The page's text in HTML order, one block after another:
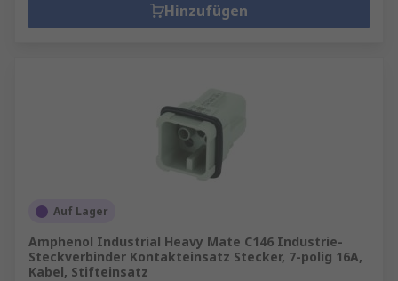
Hinzufügen
Auf Lager
Amphenol Industrial Heavy Mate C146 Industrie-
Steckverbinder Kontakteinsatz Stecker, 7-polig 16A,
Kabel, Stifteinsatz